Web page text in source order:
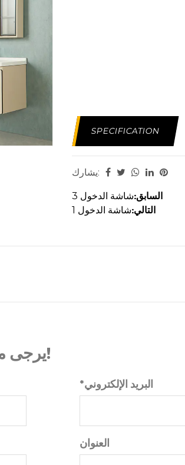
SPECIFICATION
يشارك:
السابق:شاشة الدخول 3
التالي:شاشة الدخول 1
يرجى ملء المعلومات بعناية، وسوف يساعدنا جميعا!
*البريد الإلكتروني
العنوان